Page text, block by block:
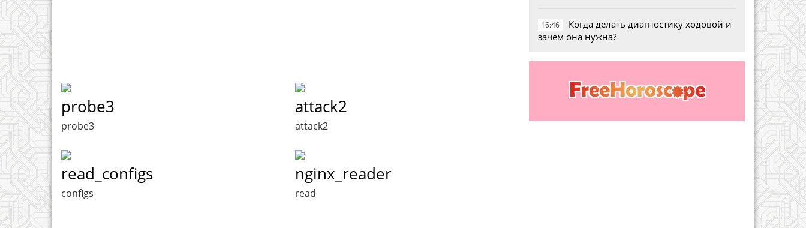
probe3
probe3
attack2
attack2
read_configs
configs
nginx_reader
read
16:46
Когда делать диагностику ходовой и
зачем она нужна?